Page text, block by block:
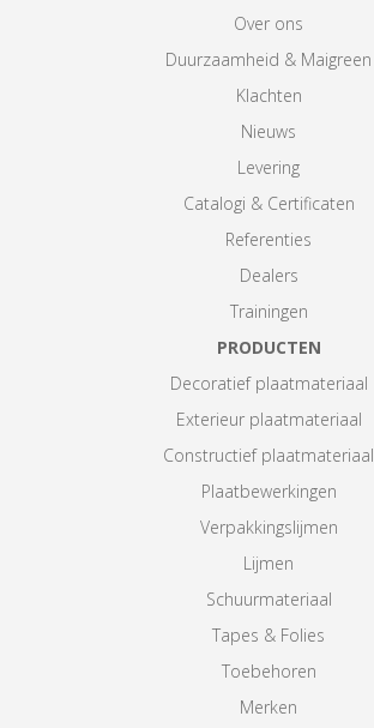
Over ons
Duurzaamheid & Maigreen
Klachten
Nieuws
Levering
Catalogi & Certificaten
Referenties
Dealers
Trainingen
PRODUCTEN
Decoratief plaatmateriaal
Exterieur plaatmateriaal
Constructief plaatmateriaal
Plaatbewerkingen
Verpakkingslijmen
Lijmen
Schuurmateriaal
Tapes & Folies
Toebehoren
Merken